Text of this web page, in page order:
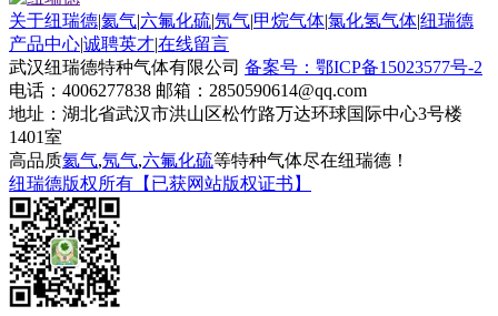
关于纽瑞德|氦气|六氟化硫|氖气|甲烷气体|氯化氢气体|纽瑞德
产品中心|诚聘英才|在线留言
武汉纽瑞德特种气体有限公司 备案号：鄂ICP备15023577号-2
电话：4006277838 邮箱：2850590614@qq.com
地址：湖北省武汉市洪山区松竹路万达环球国际中心3号楼
1401室
高品质氦气,氖气,六氟化硫等特种气体尽在纽瑞德！
纽瑞德版权所有【已获网站版权证书】